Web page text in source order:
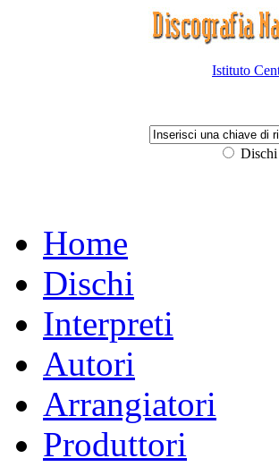
Istituto
Dischi
Home
Dischi
Interpreti
Autori
Arrangiatori
Produttori